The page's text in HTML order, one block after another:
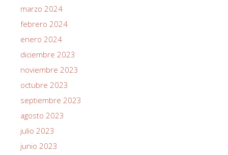
marzo 2024
febrero 2024
enero 2024
diciembre 2023
noviembre 2023
octubre 2023
septiembre 2023
agosto 2023
julio 2023
junio 2023